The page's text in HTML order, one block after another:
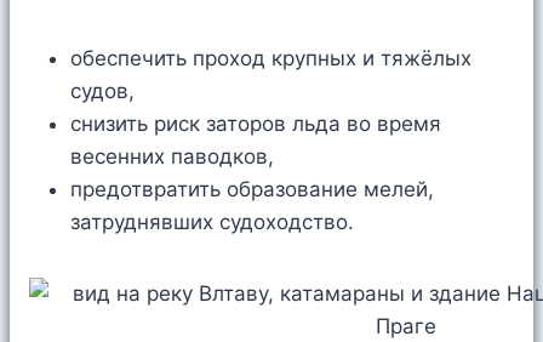
обеспечить проход крупных и тяжёлых
судов,
снизить риск заторов льда во время
весенних паводков,
предотвратить образование мелей,
затруднявших судоходство.